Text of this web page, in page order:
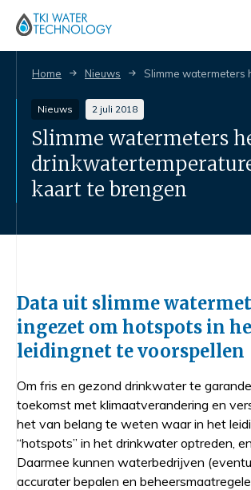
Home Nieuws Slimme
Nieuws 2 juli 2018
Slimme watermeters
kaart te brengen
Data uit slimme
ingezet om hotspots in
leidingnet te voorspellen
Om fris en gezond drinkwater te
toekomst met klimaatverandering en
het van belang te weten waar in het
“hotspots” in het drinkwater optreden,
Daarmee kunnen waterbedrijven
accurater bepalen en